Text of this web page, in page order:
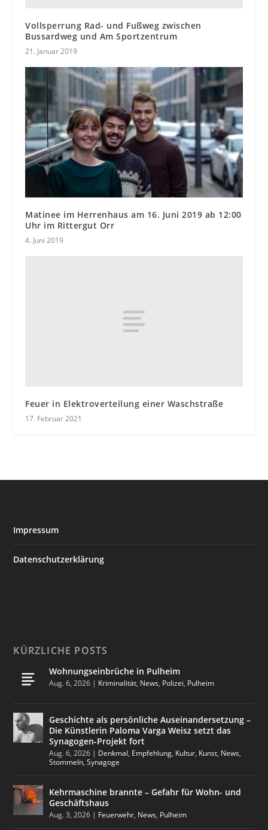
Vollsperrung Rad- und Fußweg zwischen
Bussardweg und Am Sportzentrum
21. Januar 2019
Matinee im Herrenhaus am 16. Juni 2019 ab 12:00
Uhr im Rittergut Orr
4. Juni 2019
Feuer in Elektroverteilung einer Waschstraße
17. Februar 2021
Impressum
Datenschutzerklärung
KÜRZLICHE POSTS
Wohnungseinbrüche in Pulheim
Aug. 6, 2026 | Kriminalität, News, Polizei, Pulheim
Geschichte als persönliche Auseinandersetzung –
Die Künstlerin Paloma Varga Weisz setzt das
Synagogen-Projekt fort
Aug. 6, 2026 | Denkmal, Empfehlung, Kultur, Kunst, News,
Stommeln,Synagoge
Kehrmaschine brannte – Gefahr für Wohn- und
Geschäftshaus
Aug. 3, 2026 | Feuerwehr, News, Pulheim